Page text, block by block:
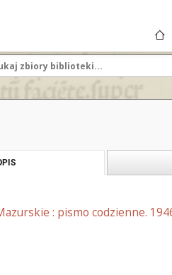
: pismo codzienne.